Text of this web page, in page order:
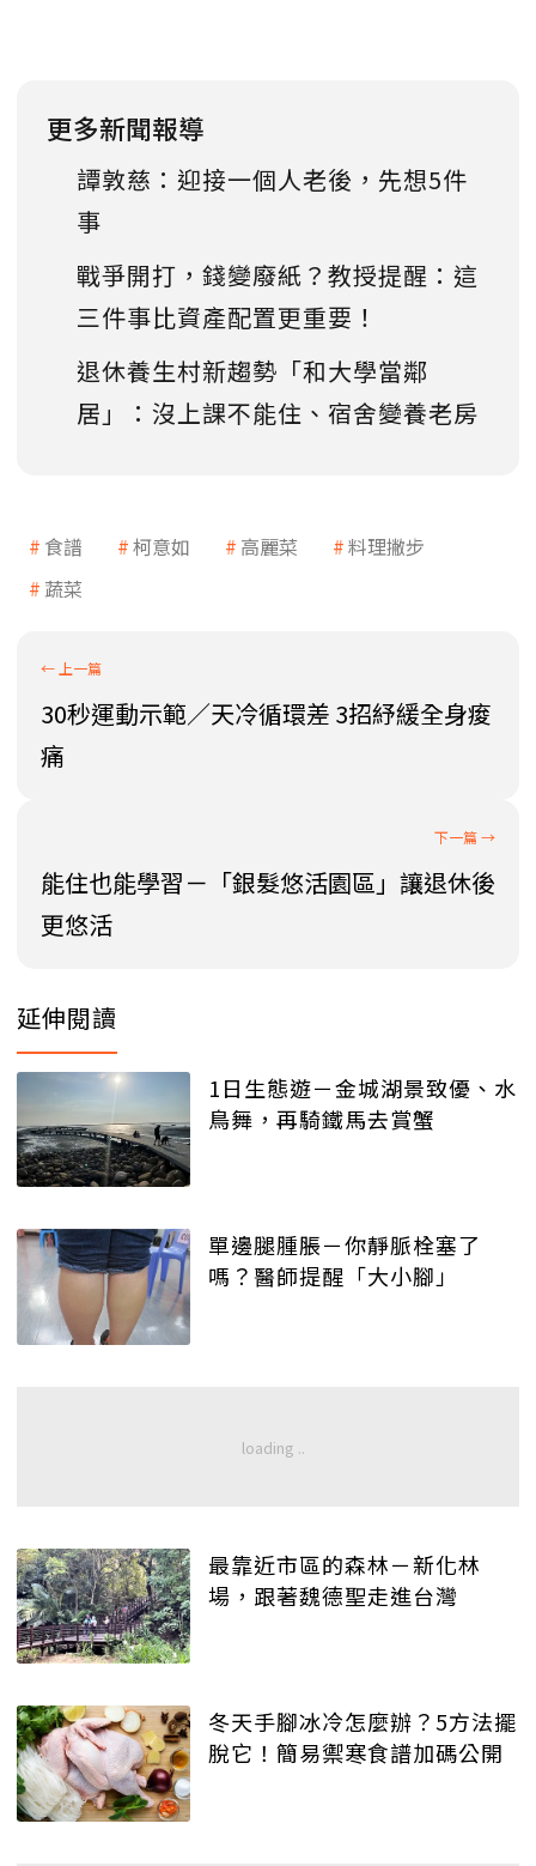
更多新聞報導
譚敦慈：迎接一個人老後，先想5件
事
戰爭開打，錢變廢紙？教授提醒：這
三件事比資產配置更重要！
退休養生村新趨勢「和大學當鄰
居」：沒上課不能住、宿舍變養老房
食譜 柯意如 高麗菜
料理撇步
蔬菜
30秒運動示範／天冷循環差 3招紓緩全身痠
痛
能住也能學習－「銀髮悠活園區」讓退休後
更悠活
延伸閱讀
1日生態遊－金城湖景致優、水
鳥舞，再騎鐵馬去賞蟹
單邊腿腫脹－你靜脈栓塞了
嗎？醫師提醒「大小腳」
最靠近市區的森林－新化林
場，跟著魏德聖走進台灣
冬天手腳冰冷怎麼辦？5方法擺
脫它！簡易禦寒食譜加碼公開